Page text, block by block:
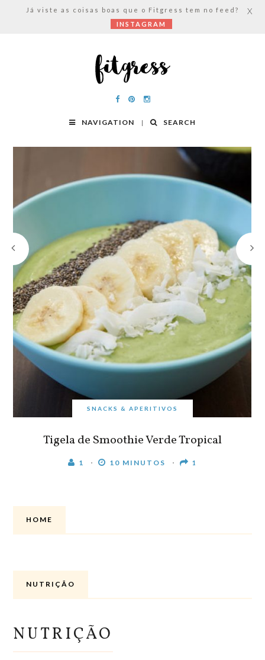
NAVIGATION SEARCH
SNACKS & APERITIVOS
Tigela de Smoothie Verde Tropical
1 10 MINUTOS 1
HOME
NUTRIÇÃO
NUTRIÇÃO
Já viste as coisas boas que o Fitgress tem no feed?
INSTAGRAM
X